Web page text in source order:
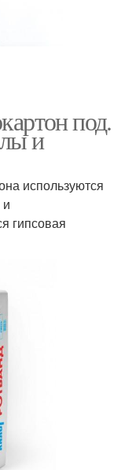
под.
и
используются
гипсовая